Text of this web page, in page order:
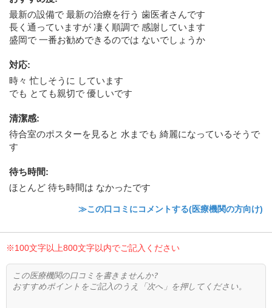
最新の設備で 最新の治療を行う 歯医者さんです
長く通っていますが 凄く順調で 感謝しています
盛岡で 一番お勧めできるのでは ないでしょうか
対応:
時々 忙しそうに しています
でも とても親切で 優しいです
清潔感:
待合室のポスターを見ると 水までも 綺麗になっているそうで
す
待ち時間:
ほとんど 待ち時間は なかったです
≫この口コミにコメントする(医療機関の方向け)
※100文字以上800文字以内でご記入ください